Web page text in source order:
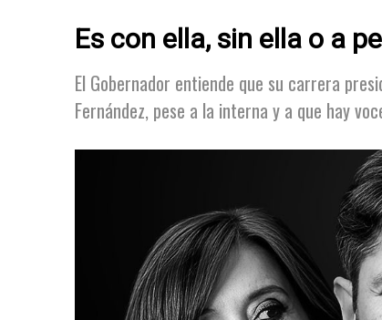
Programación
Contacto
Es con ella, sin ella o a
El Gobernador entiende que su carrera
Fernández, pese a la interna y a que hay